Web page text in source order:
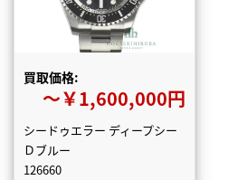
買取価格:
〜￥1,600,000円
シードゥエラー ディープシー
Ｄブルー
126660